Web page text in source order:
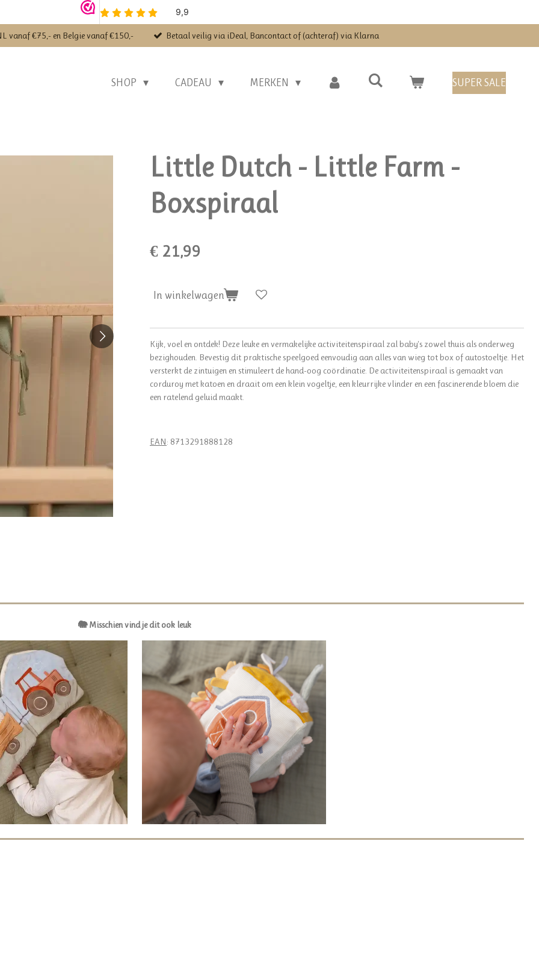
vanaf €75,- en Belgie vanaf €150,- Betaal veilig via iDeal, Bancontact of (achteraf) via Klarna
SHOP CADEAU MERKEN SUPER SALE
Little Dutch - Little Farm -
Boxspiraal
€ 21,99
In winkelwagen
Kijk, voel en ontdek! Deze leuke en vermakelijke activiteitenspiraal zal baby's zowel thuis als onderweg
bezighouden. Bevestig dit praktische speelgoed eenvoudig aan alles van wieg tot box of autostoeltje. Het
versterkt de zintuigen en stimuleert de hand-oog coördinatie. De activiteitenspiraal is gemaakt van
corduroy met katoen en draait om een klein vogeltje, een kleurrijke vlinder en een fascinerende bloem die
een ratelend geluid maakt.
EAN: 8713291888128
🐘 Misschien vind je dit ook leuk